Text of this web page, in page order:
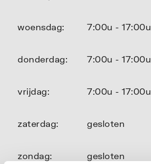
woensdag: 7:00u - 17:00u
donderdag: 7:00u - 17:00u
vrijdag: 7:00u - 17:00u
zaterdag: gesloten
zondag: gesloten